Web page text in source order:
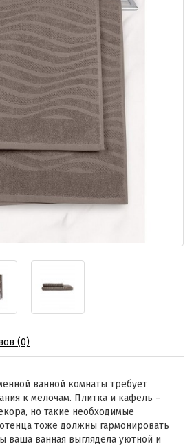
(0)
ванной комнаты требует
к мелочам. Плитка и кафель –
но такие необходимые
тоже должны гармонировать
ваша ванная выглядела уютной и